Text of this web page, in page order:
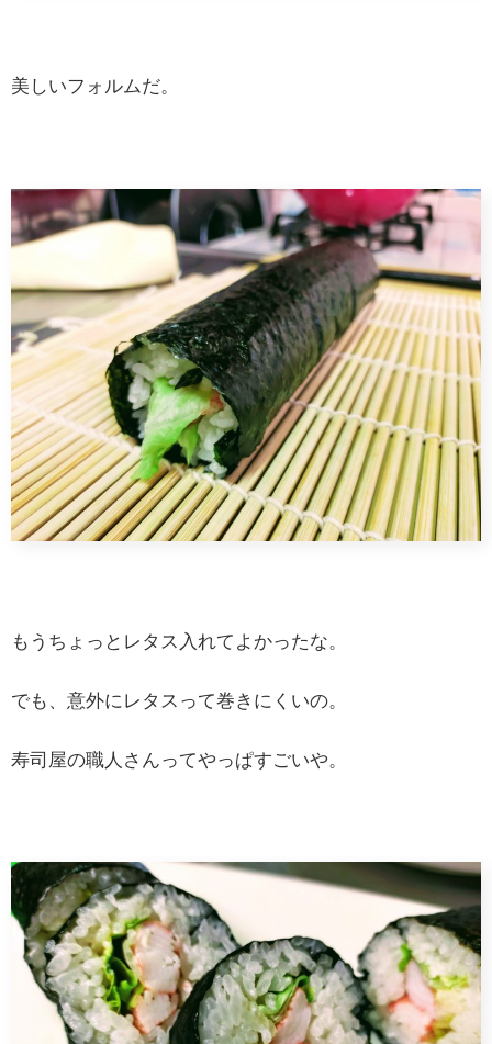
美しいフォルムだ。
もうちょっとレタス入れてよかったな。
でも、意外にレタスって巻きにくいの。
寿司屋の職人さんってやっぱすごいや。